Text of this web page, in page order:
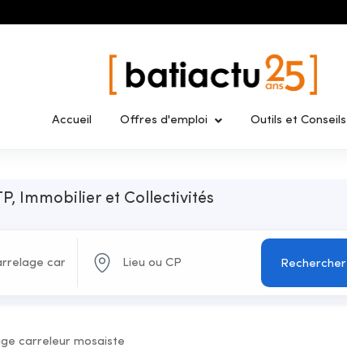
Accueil Offres d'emploi Outils et Conseils
Immobilier et Collectivités
Rechercher
carreleur mosaiste